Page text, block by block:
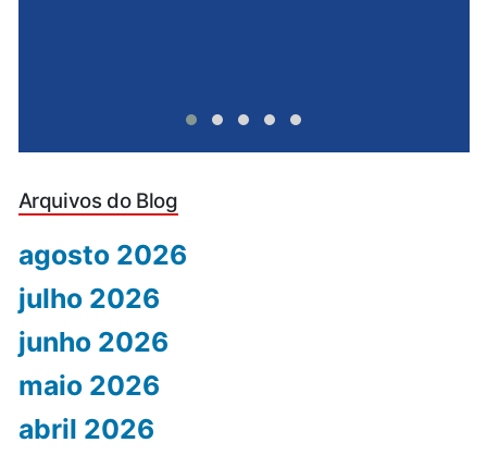
Arquivos do Blog
agosto 2026
julho 2026
junho 2026
maio 2026
abril 2026